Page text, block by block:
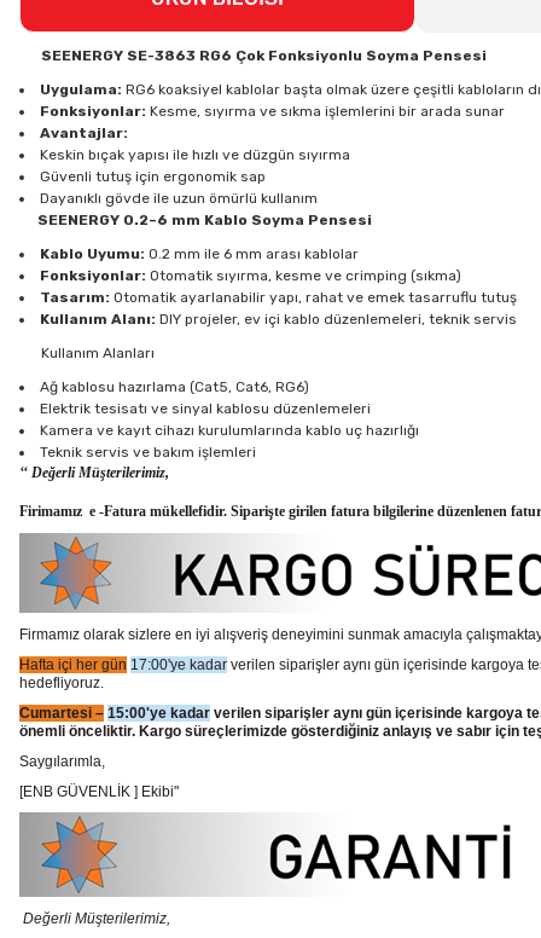
SEENERGY SE-3863 RG6 Çok Fonksiyonlu Soyma Pensesi
Uygulama: RG6 koaksiyel kablolar başta olmak üzere çeşitli kabloların dış
Fonksiyonlar: Kesme, sıyırma ve sıkma işlemlerini bir arada sunar
Avantajlar:
Keskin bıçak yapısı ile hızlı ve düzgün sıyırma
Güvenli tutuş için ergonomik sap
Dayanıklı gövde ile uzun ömürlü kullanım
SEENERGY 0.2–6 mm Kablo Soyma Pensesi
Kablo Uyumu: 0.2 mm ile 6 mm arası kablolar
Fonksiyonlar: Otomatik sıyırma, kesme ve crimping (sıkma)
Tasarım: Otomatik ayarlanabilir yapı, rahat ve emek tasarruflu tutuş
Kullanım Alanı: DIY projeler, ev içi kablo düzenlemeleri, teknik servis
Kullanım Alanları
Ağ kablosu hazırlama (Cat5, Cat6, RG6)
Elektrik tesisatı ve sinyal kablosu düzenlemeleri
Kamera ve kayıt cihazı kurulumlarında kablo uç hazırlığı
Teknik servis ve bakım işlemleri
‘‘ Değerli Müşterilerimiz,
Firimamız e -Fatura mükellefidir. Siparişte girilen fatura bilgilerine düzenlenen
Firmamız olarak sizlere en iyi alışveriş deneyimini sunmak amacıyla
Hafta içi her gün 17:00'ye kadar verilen siparişler aynı gün içerisinde kargoya
hedefliyoruz.
Cumartesi – 15:00'ye kadar verilen siparişler aynı gün içerisinde kargoya
önemli önceliktir. Kargo süreçlerimizde gösterdiğiniz anlayış ve sabır için
Saygılarımla,
[ENB GÜVENLİK ] Ekibi"
Değerli Müşterilerimiz,